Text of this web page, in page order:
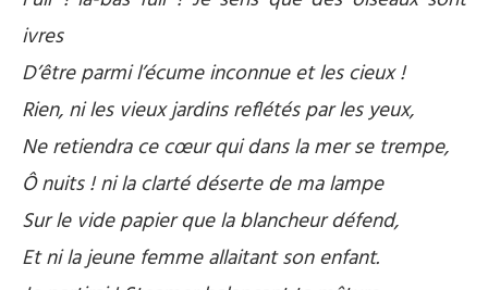
ivres
D’être parmi l’écume inconnue et les cieux !
Rien, ni les vieux jardins reflétés par les yeux,
Ne retiendra ce cœur qui dans la mer se trempe,
Ô nuits ! ni la clarté déserte de ma lampe
Sur le vide papier que la blancheur défend,
Et ni la jeune femme allaitant son enfant.